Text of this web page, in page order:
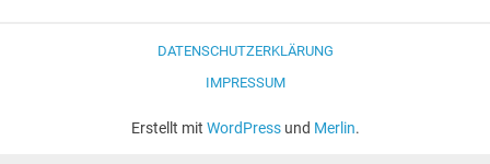
DATENSCHUTZERKLÄRUNG
IMPRESSUM
Erstellt mit WordPressund Merlin.